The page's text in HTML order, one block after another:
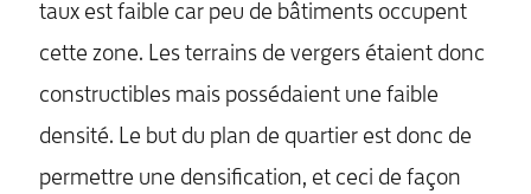
taux est faible car peu de bâtiments occupent
cette zone. Les terrains de vergers étaient donc
constructibles mais possédaient une faible
densité. Le but du plan de quartier est donc de
permettre une densification, et ceci de façon